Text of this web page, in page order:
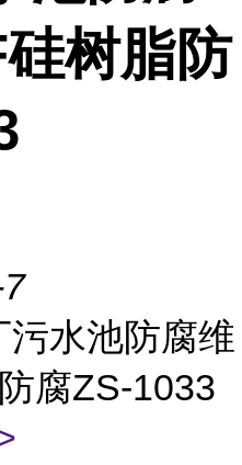
树脂防
污水池防腐维
腐ZS-1033